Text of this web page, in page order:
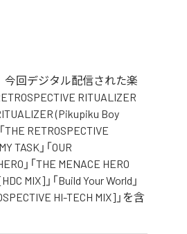
今回デジタル配信された楽
RITUALIZER
(Pikupiku Boy
RETROSPECTIVE
TASK」「OUR
」「THE MENACE HERO
MIX]」「Build Your World」
HI-TECH MIX]」を含